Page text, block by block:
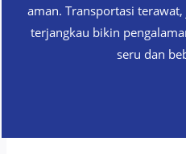
aman. Transportasi
terjangkau bikin
seru dan